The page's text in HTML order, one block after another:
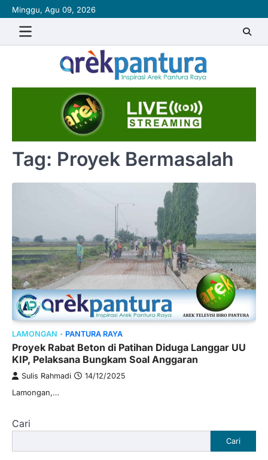
Skip
to
content
Minggu, Agu 09, 2026
Tag: Proyek Bermasalah
LAMONGAN PANTURA RAYA
Proyek Rabat Beton di Patihan Diduga Langgar UU
KIP, Pelaksana Bungkam Soal Anggaran
Sulis Rahmadi 14/12/2025
Lamongan,…
Cari
Cari